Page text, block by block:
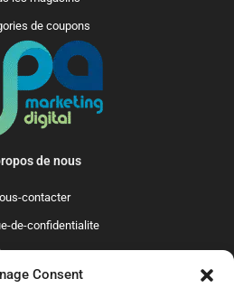
Consent
de coupons
de nous
contacter
de-confidentialite
sommes-nous